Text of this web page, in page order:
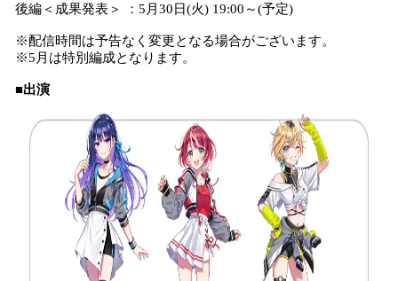
後編＜成果発表＞ ：5月30日(火) 19:00～(予定)
※配信時間は予告なく変更となる場合がございます。
※5月は特別編成となります。
■出演